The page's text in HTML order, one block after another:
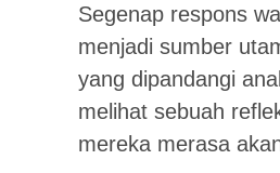
Segenap respons
menjadi sumber
yang dipandangi
melihat sebuah
mereka merasa